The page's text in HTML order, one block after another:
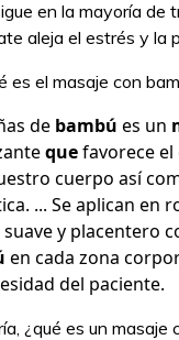
en la mayoría de
aleja el estrés y la
es el masaje con
de bambú es un
quefavorece
cuerpo así
... Se aplican en
y placentero
en cada zona
del paciente.
¿qué es un masaje